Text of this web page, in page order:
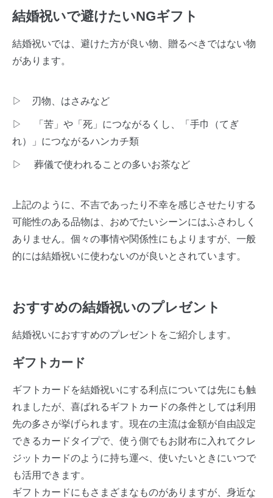
結婚祝いで避けたいNGギフト
結婚祝いでは、避けた方が良い物、贈るべきではない物
があります。
▷ 刃物、はさみなど
▷ 「苦」や「死」につながるくし、「手巾（てぎ
れ）」につながるハンカチ類
▷ 葬儀で使われることの多いお茶など
上記のように、不吉であったり不幸を感じさせたりする
可能性のある品物は、おめでたいシーンにはふさわしく
ありません。個々の事情や関係性にもよりますが、一般
的には結婚祝いに使わないのが良いとされています。
おすすめの結婚祝いのプレゼント
結婚祝いにおすすめのプレゼントをご紹介します。
ギフトカード
ギフトカードを結婚祝いにする利点については先にも触
れましたが、喜ばれるギフトカードの条件としては利用
先の多さが挙げられます。現在の主流は金額が自由設定
できるカードタイプで、使う側でもお財布に入れてクレ
ジットカードのように持ち運べ、使いたいときにいつで
も活用できます。
ギフトカードにもさまざまなものがありますが、身近な